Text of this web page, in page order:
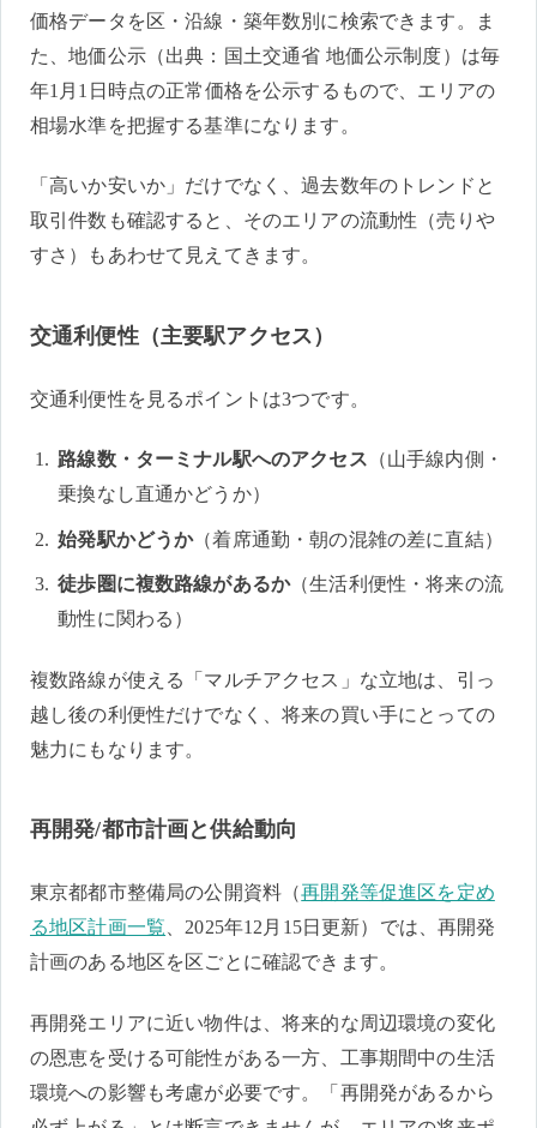
価格データを区・沿線・築年数別に検索できます。ま
た、地価公示（出典：国土交通省 地価公示制度）は毎
年1月1日時点の正常価格を公示するもので、エリアの
相場水準を把握する基準になります。
「高いか安いか」だけでなく、過去数年のトレンドと
取引件数も確認すると、そのエリアの流動性（売りや
すさ）もあわせて見えてきます。
交通利便性（主要駅アクセス）
交通利便性を見るポイントは3つです。
路線数・ターミナル駅へのアクセス （山手線内側・
乗換なし直通かどうか）
始発駅かどうか（着席通勤・朝の混雑の差に直結）
徒歩圏に複数路線があるか（生活利便性・将来の流
動性に関わる）
複数路線が使える「マルチアクセス」な立地は、引っ
越し後の利便性だけでなく、将来の買い手にとっての
魅力にもなります。
再開発/都市計画と供給動向
東京都都市整備局の公開資料（再開発等促進区を定め
る地区計画一覧 、2025年12月15日更新）では、再開発
計画のある地区を区ごとに確認できます。
再開発エリアに近い物件は、将来的な周辺環境の変化
の恩恵を受ける可能性がある一方、工事期間中の生活
環境への影響も考慮が必要です。「再開発があるから